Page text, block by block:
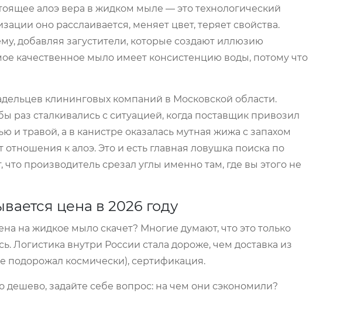
алоэ вера в жидком мыле — это технологический
оно расслаивается, меняет цвет, теряет свойства.
добавляя загустители, которые создают иллюзию
качественное мыло имеет консистенцию воды, потому что
клининговых компаний в Московской области.
раз сталкивались с ситуацией, когда поставщик привозил
и травой, а в канистре оказалась мутная жижа с запахом
к алоэ. Это и есть главная ловушка поиска по
производитель срезал углы именно там, где вы этого не
цена в 2026 году
на жидкое мыло скачет? Многие думают, что это только
Логистика внутри России стала дороже, чем доставка из
подорожал космически), сертификация.
задайте себе вопрос: на чем они сэкономили?